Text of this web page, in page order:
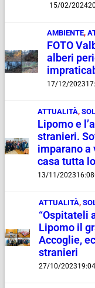
15/02/2024
AMBIENTE,
FOTO
alberi
17/12/2023
ATTUALITÀ,
Lipomo e
stranieri.
imparano a
casa tutta
13/11/202316:08
ATTUALITÀ,
“Ospitateli
Lipomo il
Accoglie,
stranieri
27/10/202319:04